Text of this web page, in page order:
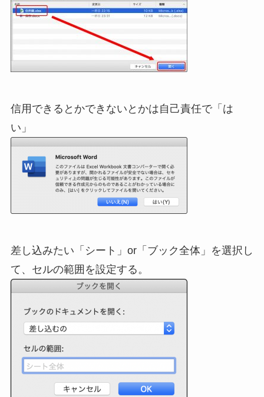
信用できるとかできないとかは自己責任で「は
い」
差し込みたい「シート」or「ブック全体」を選択し
て、セルの範囲を設定する。